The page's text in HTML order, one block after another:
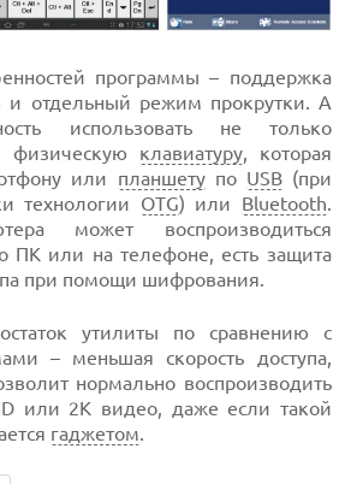
программы – поддержка
и отдельный режим прокрутки. А
использовать не только
физическую клавиатуру, которая
или планшетупо USB(при
технологии OTG) или Bluetooth
может воспроизводиться
ПК или на телефоне, есть защита
при помощи шифрования.
утилиты по сравнению с
– меньшая скорость доступа,
нормально воспроизводить
или 2K видео, даже если такой
гаджетом